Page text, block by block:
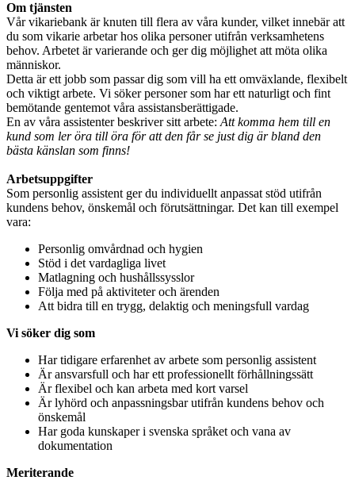
Om tjänsten
Vår vikariebank är knuten till flera av våra kunder, vilket innebär att
du som vikarie arbetar hos olika personer utifrån verksamhetens
behov. Arbetet är varierande och ger dig möjlighet att möta olika
människor.
Detta är ett jobb som passar dig som vill ha ett omväxlande, flexibelt
och viktigt arbete. Vi söker personer som har ett naturligt och fint
bemötande gentemot våra assistansberättigade.
En av våra assistenter beskriver sitt arbete: Att komma hem till en
kund som ler öra till öra för att den får se just dig är bland den
bästa känslan som finns!
Arbetsuppgifter
Som personlig assistent ger du individuellt anpassat stöd utifrån
kundens behov, önskemål och förutsättningar. Det kan till exempel
vara:
Personlig omvårdnad och hygien
Stöd i det vardagliga livet
Matlagning och hushållssysslor
Följa med på aktiviteter och ärenden
Att bidra till en trygg, delaktig och meningsfull vardag
Vi söker dig som
Har tidigare erfarenhet av arbete som personlig assistent
Är ansvarsfull och har ett professionellt förhållningssätt
Är flexibel och kan arbeta med kort varsel
Är lyhörd och anpassningsbar utifrån kundens behov och
önskemål
Har goda kunskaper i svenska språket och vana av
dokumentation
Meriterande